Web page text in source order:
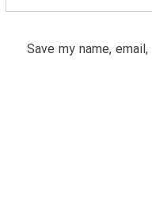
Save my name,